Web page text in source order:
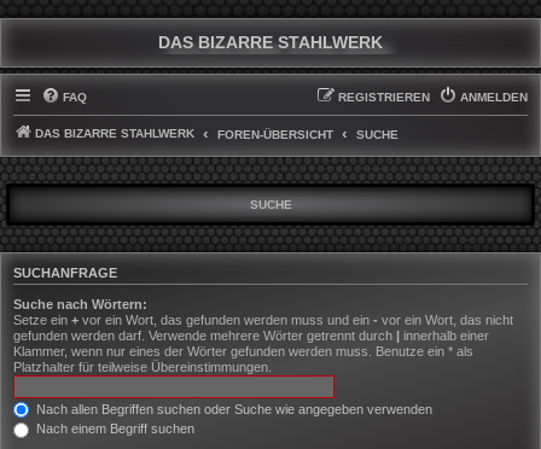
DAS BIZARRE STAHLWERK
FAQ ANMELDEN
REGISTRIEREN
DAS BIZARRE STAHLWERK FOREN-ÜBERSICHT SUCHE
SUCHE
SUCHANFRAGE
Suche nach Wörtern:
Setze ein + vor ein Wort, das gefunden werden muss und ein - vor ein Wort, das nicht
gefunden werden darf. Verwende mehrere Wörter getrennt durch | innerhalb einer
Klammer, wenn nur eines der Wörter gefunden werden muss. Benutze ein * als
Platzhalter für teilweise Übereinstimmungen.
Nach allen Begriffen suchen oder Suche wie angegeben verwenden
Nach einem Begriff suchen